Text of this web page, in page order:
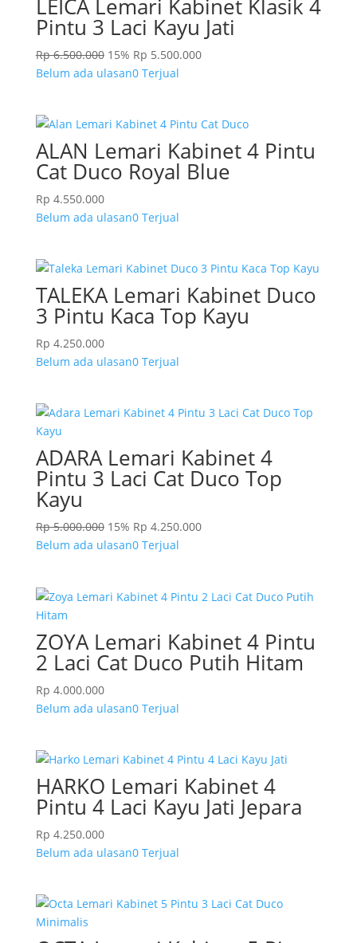
LEICA Lemari Kabinet Klasik 4
Pintu 3 Laci Kayu Jati
Rp6.500.000 15% Rp 5.500.000
Belum ada ulasan0 Terjual
ALAN Lemari Kabinet 4 Pintu
Cat Duco Royal Blue
Rp 4.550.000
Belum ada ulasan0 Terjual
TALEKA Lemari Kabinet Duco
3 Pintu Kaca Top Kayu
Rp 4.250.000
Belum ada ulasan0 Terjual
ADARA Lemari Kabinet 4
Pintu 3 Laci Cat Duco Top
Kayu
Rp5.000.000 15% Rp 4.250.000
Belum ada ulasan0 Terjual
ZOYA Lemari Kabinet 4 Pintu
2 Laci Cat Duco Putih Hitam
Rp 4.000.000
Belum ada ulasan0 Terjual
HARKO Lemari Kabinet 4
Pintu 4 Laci Kayu Jati Jepara
Rp 4.250.000
Belum ada ulasan0 Terjual